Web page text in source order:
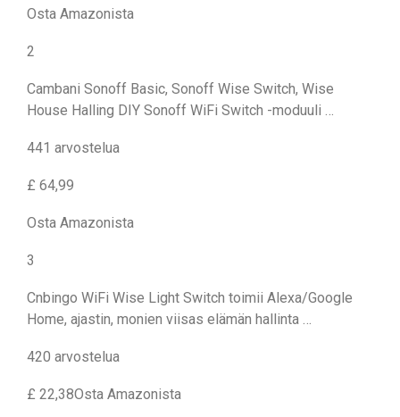
Osta Amazonista
2
Cambani Sonoff Basic, Sonoff Wise Switch, Wise
House Halling DIY Sonoff WiFi Switch -moduuli …
441 arvostelua
£ 64,99
Osta Amazonista
3
Cnbingo WiFi Wise Light Switch toimii Alexa/Google
Home, ajastin, monien viisas elämän hallinta …
420 arvostelua
£ 22,38Osta Amazonista